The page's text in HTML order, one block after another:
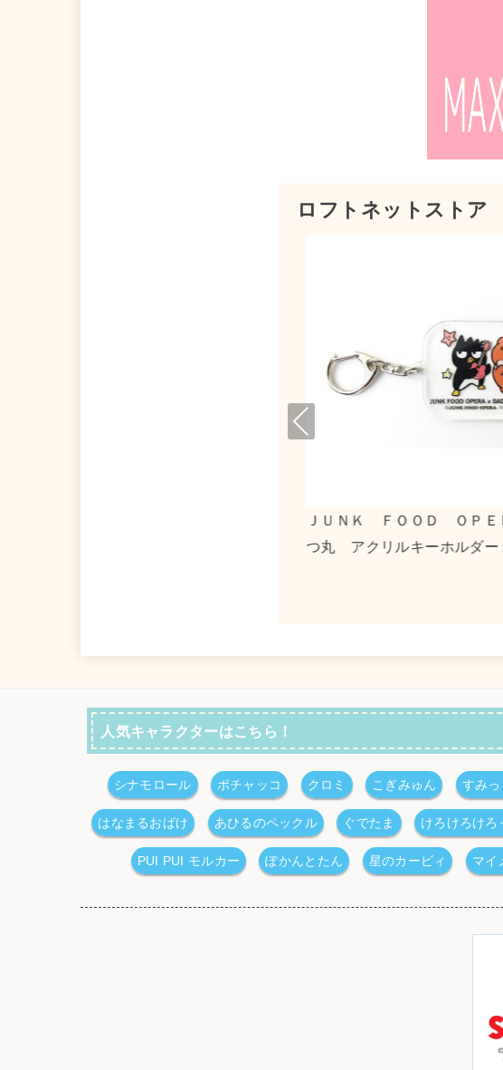
ロフトネットストア
トマトマーケット×タ
ルキーホルダー２
Pre
人気キャラクターはこちら！
シナモロール ポチャッコ クロミ こぎみゅん すみ
はなまるおばけ あひるのペックル ぐでたま けろけろけろ
PUI PUI モルカー ぽかんとたん 星のカービィ マイ